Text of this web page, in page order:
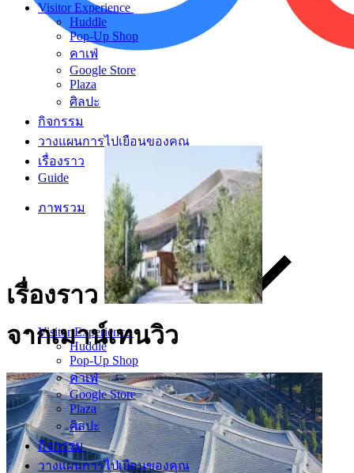
Visitor Experience
Huddle
Pop-Up Shop
คาเฟ่
Google Store
Plaza
ศิลปะ
กิจกรรม
วางแผนการไปเยือนของคุณ
เรื่องราว
Guide
ภาพรวม
Visitor Experience
Huddle
Pop-Up Shop
คาเฟ่
Google Store
Plaza
ศิลปะ
กิจกรรม
วางแผนการไปเยือนของคุณ
เรื่องราว
จากเมาน์เทนวิว